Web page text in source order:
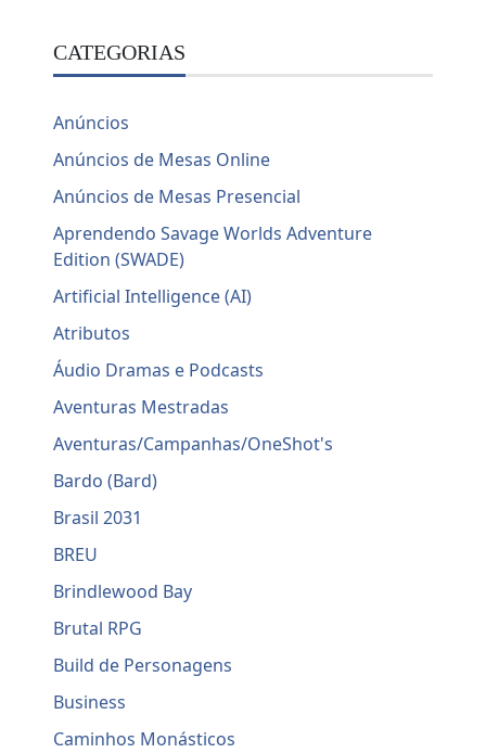
CATEGORIAS
Anúncios
Anúncios de Mesas Online
Anúncios de Mesas Presencial
Aprendendo Savage Worlds Adventure
Edition (SWADE)
Artificial Intelligence (AI)
Atributos
Áudio Dramas e Podcasts
Aventuras Mestradas
Aventuras/Campanhas/OneShot's
Bardo (Bard)
Brasil 2031
BREU
Brindlewood Bay
Brutal RPG
Build de Personagens
Business
Caminhos Monásticos